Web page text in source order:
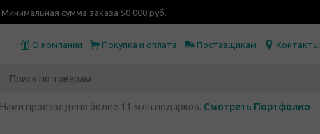
Минимальная сумма заказа 50 000 руб.
О компании Покупка и оплата Поставщикам Контакты
Нами произведено более 11 млн.подарков. Смотреть Портфолио